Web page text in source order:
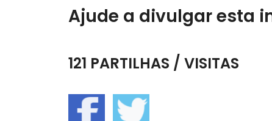
Ajude a divulgar esta
121 PARTILHAS / VISITAS